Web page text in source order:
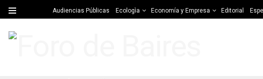
Audiencias Públicas Ecologìa Economía y Empresa Editorial